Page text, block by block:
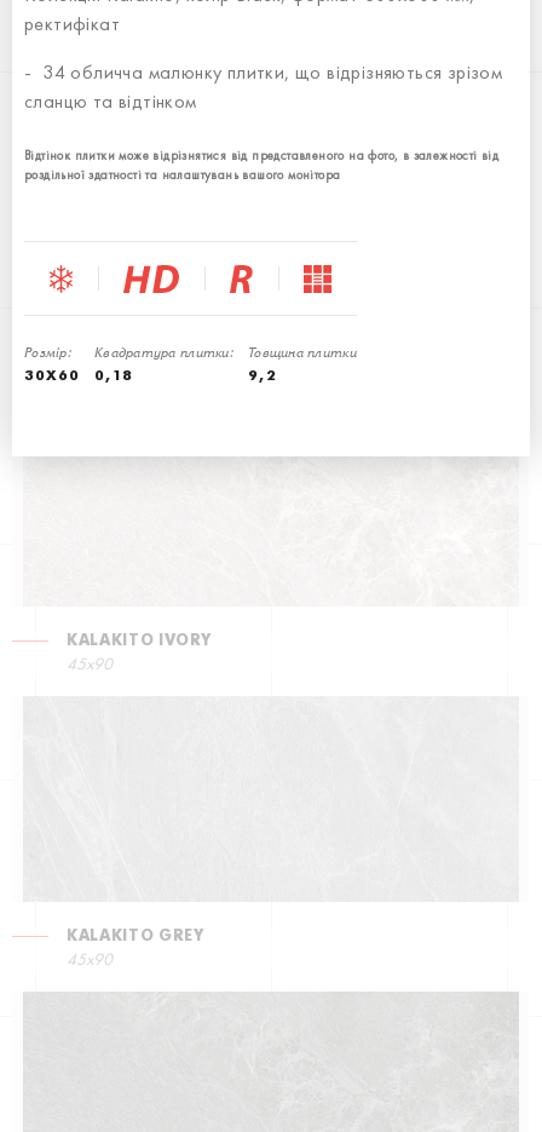
ректифікат
- 34 обличча малюнку плитки, що відрізняються зрізом
сланцю та відтінком
Відтінок плитки може відрізнятися від представленого на фото, в залежності від
роздільної здатності та налаштувань вашого монітора
Розмір:
30X60
Квадратура плитки:
0,18
Товщина плитки
9,2
60x60
KALAKITO BLACK
60x60
KALAKITO IVORY
45x90
KALAKITO GREY
45x90